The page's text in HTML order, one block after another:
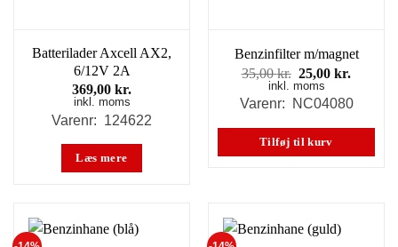
Batterilader Axcell AX2,
6/12V 2A
369,00 kr.
inkl. moms
Varenr: 124622
Læs mere
Benzinfilter m/magnet
35,00kr. Den
oprindelige
pris
35,00 kr..
25,00kr.
pris
25,00
inkl. moms
Varenr: NC04080
Tilføj til kurv